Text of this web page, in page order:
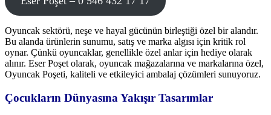
Oyuncak sektörü, neşe ve hayal gücünün birleştiği özel bir alandır.
Bu alanda ürünlerin sunumu, satış ve marka algısı için kritik rol
oynar. Çünkü oyuncaklar, genellikle özel anlar için hediye olarak
alınır. Eser Poşet olarak, oyuncak mağazalarına ve markalarına özel,
Oyuncak Poşeti, kaliteli ve etkileyici ambalaj çözümleri sunuyoruz.
Çocukların Dünyasına Yakışır Tasarımlar